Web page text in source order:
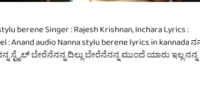
berene Singer : Rajesh Krishnan, Inchara Lyrics :
: Anand audio Nanna stylu berene lyrics in kannada
ಬೇರೆನೆನನ್ನ ದಿಲ್ಲು ಬೇರೆನೆನನ್ನ ಮುಂದೆ ಯಾರು ಇಲ್ಲ ನನ್ನ